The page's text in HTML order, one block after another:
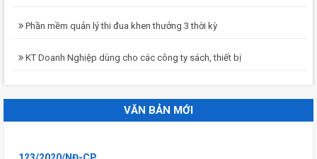
Phần mềm quản lý thi đua khen thưởng 3 thời kỳ
KT Doanh Nghiệp dùng cho các công ty sách, thiết bị
VĂN BẢN MỚI
123/2020/NĐ-CP